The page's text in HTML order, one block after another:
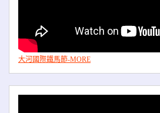
大河國際鐵馬節-MORE